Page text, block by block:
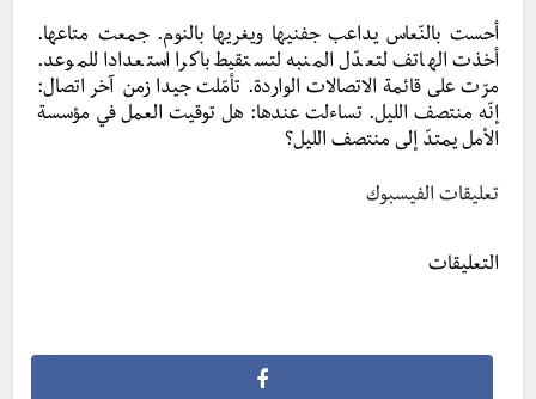
أحست بالنّعاس يداعب جفنيها ويغريها بالنوم. جمعت متاعها.
أخذت الهاتف لتعدّل المنبه لتستقيط باكرا استعدادا للموعد.
مرّت على قائمة الاتصالات الواردة. تأمّلت جيدا زمن آخر اتصال:
إنّه منتصف الليل. تساءلت عندها: هل توقيت العمل في مؤسسة
الأمل يمتدّ إلى منتصف الليل؟
تعليقات الفيسبوك
التعليقات